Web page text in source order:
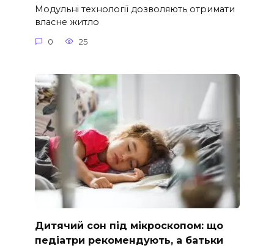
Модульні технології дозволяють отримати
власне житло
0 25
Дитячий сон під мікроскопом: що
педіатри рекомендують, а батьки